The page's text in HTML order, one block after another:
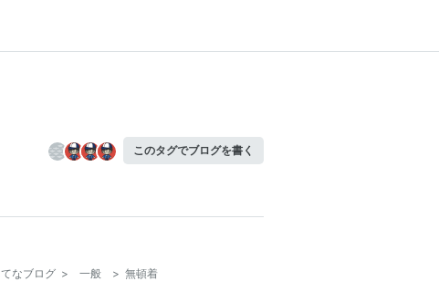
このタグでブログを書く
なブログ > 一般 > 無頓着